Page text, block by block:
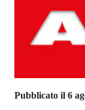
Pubblicato il 6